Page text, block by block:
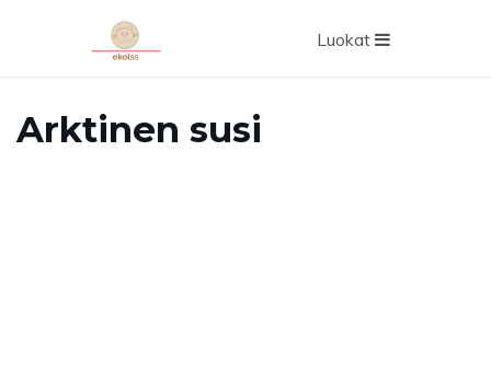
Luokat
Arktinen susi